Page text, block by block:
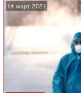
14 март 2021